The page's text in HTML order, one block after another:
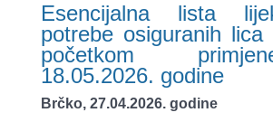
Esencijalna lista
potrebe osiguranih lica
početkom
18.05.2026. godine
Brčko, 27.04.2026. godine